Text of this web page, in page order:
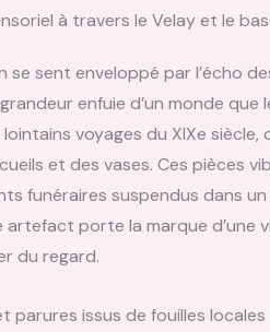
à travers le Velay et le
se sent enveloppé par l’écho
enfuie d’un monde que
voyages du XIXe
et des vases. Ces pièces
funéraires suspendus dans
porte la marque d’une
du regard.
parures issus de fouilles locales